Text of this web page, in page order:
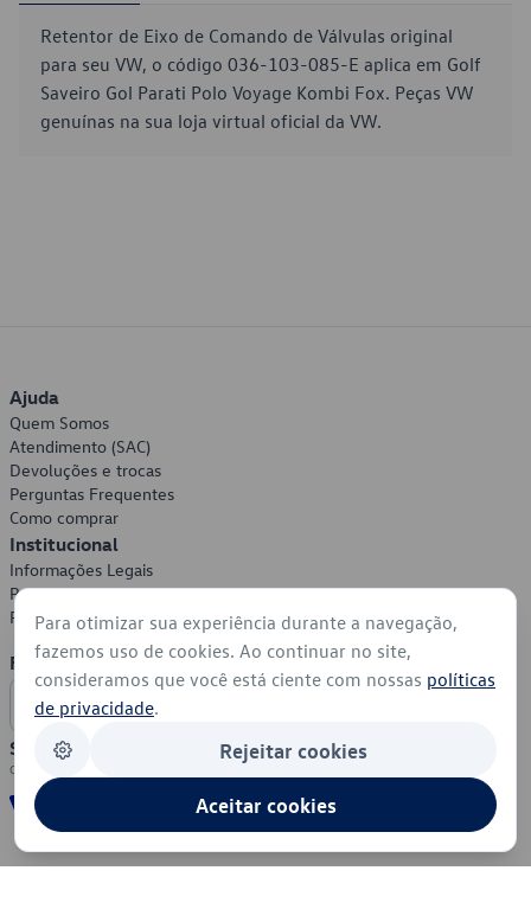
Retentor de Eixo de Comando de Válvulas original
para seu VW, o código 036-103-085-E aplica em Golf
Saveiro Gol Parati Polo Voyage Kombi Fox. Peças VW
genuínas na sua loja virtual oficial da VW.
Ajuda
Quem Somos
Atendimento (SAC)
Devoluções e trocas
Perguntas Frequentes
Como comprar
Institucional
Informações Legais
Política de Privacidade
Política de Cookies
Formas de Pagamento
Segurança
Para otimizar sua experiência durante a navegação,
fazemos uso de cookies. Ao continuar no site,
consideramos que você está ciente com nossas políticas
de privacidade.
Rejeitar cookies
Aceitar cookies